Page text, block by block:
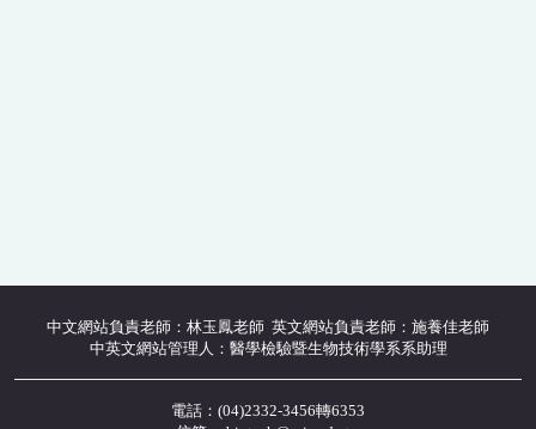
中文網站負責老師：林玉鳳老師 英文網站負責老師：施養佳老師
中英文網站管理人：醫學檢驗暨生物技術學系系助理
電話：(04)2332-3456轉6353